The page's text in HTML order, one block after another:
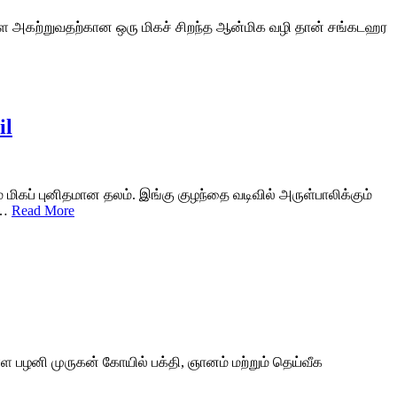
அகற்றுவதற்கான ஒரு மிகச் சிறந்த ஆன்மிக வழி தான் சங்கடஹர
புனிதமான தலம். இங்கு குழந்தை வடிவில் அருள்பாலிக்கும்
Read More
பழனி முருகன் கோயில் பக்தி, ஞானம் மற்றும் தெய்வீக